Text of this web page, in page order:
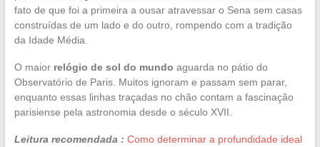
fato de que foi a primeira a ousar atravessar o Sena sem casas
construídas de um lado e do outro, rompendo com a tradição
da Idade Média.
O maior relógio de sol do mundo aguarda no pátio do
Observatório de Paris. Muitos ignoram e passam sem parar,
enquanto essas linhas traçadas no chão contam a fascinação
parisiense pela astronomia desde o século XVII.
Leitura recomendada : Como determinar a profundidade ideal